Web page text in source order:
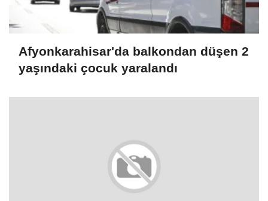
Afyonkarahisar'da balkondan düşen 2
yaşındaki çocuk yaralandı